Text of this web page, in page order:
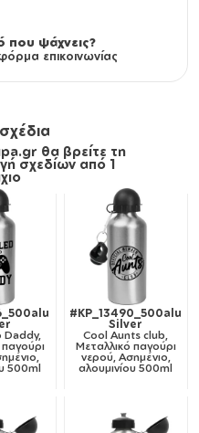
που ψάχνεις?
επικοινωνίας
θα βρείτε τη
σχεδίων από 1
Daddy,
500ml
#KP_13490_500alu
Silver
Cool Aunts club,
Μεταλλικό παγούρι
νερού, Ασημένιο,
αλουμινίου 500ml